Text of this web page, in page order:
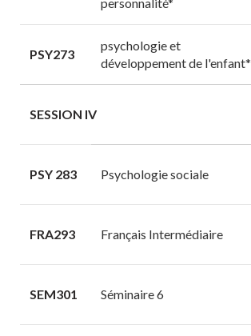
PSY273
psychologie et
développement de l'enfant*
SESSION IV
PSY 283 Psychologie sociale
FRA293 Français Intermédiaire
SEM301 Séminaire 6